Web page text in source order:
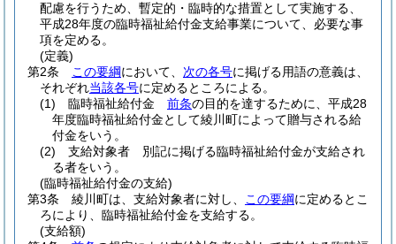
配慮を行うため、暫定的・臨時的な措置として実施する、
平成28年度の臨時福祉給付金支給事業について、必要な事
項を定める。
(定義)
第2条
この要綱において、 次の各号に掲げる用語の意義は、
それぞれ当該各号に定めるところによる。
(1)
臨時福祉給付金 前条の目的を達するために、平成28
年度臨時福祉給付金として綾川町によって贈与される給
付金をいう。
(2)
支給対象者 別記に掲げる臨時福祉給付金が支給され
る者をいう。
(臨時福祉給付金の支給)
第3条
綾川町は、支給対象者に対し、 この要綱に定めるとこ
ろにより、臨時福祉給付金を支給する。
(支給額)